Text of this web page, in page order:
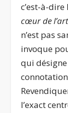
c’est-à-
cœur de
n’est pas
invoque
qui
l’exact